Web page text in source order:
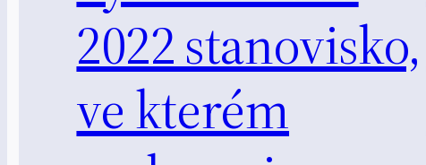
2022 stanovisko,
ve kterém